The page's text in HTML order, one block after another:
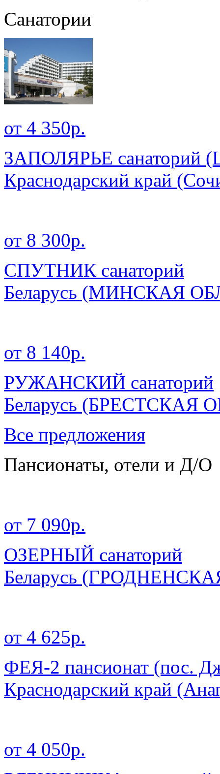
Санатории
от 4 350р.
ЗАПОЛЯРЬЕ санаторий
Краснодарский край
от 8 300р.
СПУТНИК санаторий
Беларусь (МИНСКАЯ
от 8 140р.
РУЖАНСКИЙ санаторий
Беларусь (БРЕСТСКАЯ
Все предложения
Пансионаты, отели и Д/О
от 7 090р.
ОЗЕРНЫЙ санаторий
Беларусь
от 4 625р.
ФЕЯ-2 пансионат (пос.
Краснодарский край
от 4 050р.